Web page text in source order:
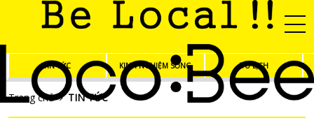
TIN TỨC KINH NGHIỆM SỐNG DU LỊCH
Trang chủ TIN TỨC